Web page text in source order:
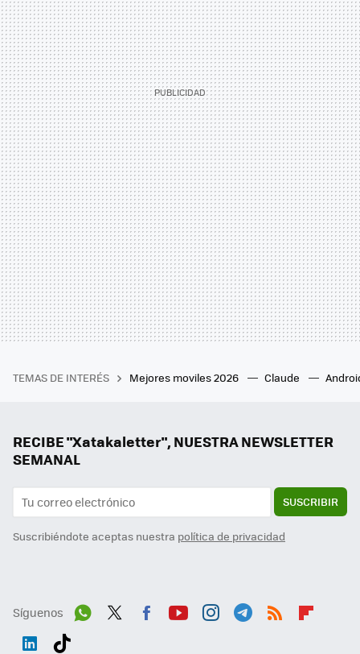
TEMAS DE INTERÉS Mejores moviles 2026 Claude
RECIBE "Xatakaletter", NUESTRA NEWSLETTER
SEMANAL
SUSCRIBIR
Suscribiéndote aceptas nuestra política de privacidad
Síguenos